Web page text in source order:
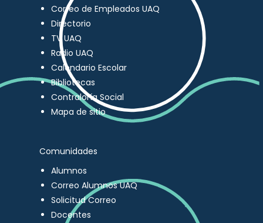
Correo de Empleados UAQ
Directorio
TV UAQ
Radio UAQ
Calendario Escolar
Bibliotecas
Contraloría Social
Mapa de sitio
Comunidades
Alumnos
Correo Alumnos UAQ
Solicitud Correo
Docentes